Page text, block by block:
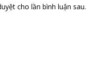
cho lần bình luận sau.